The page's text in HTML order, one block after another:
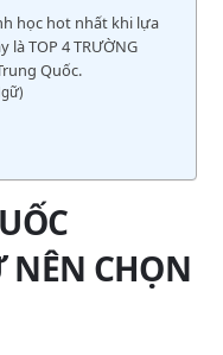
học hot nhất khi lựa
là TOP 4 TRƯỜNG
Quốc.
CHỌN